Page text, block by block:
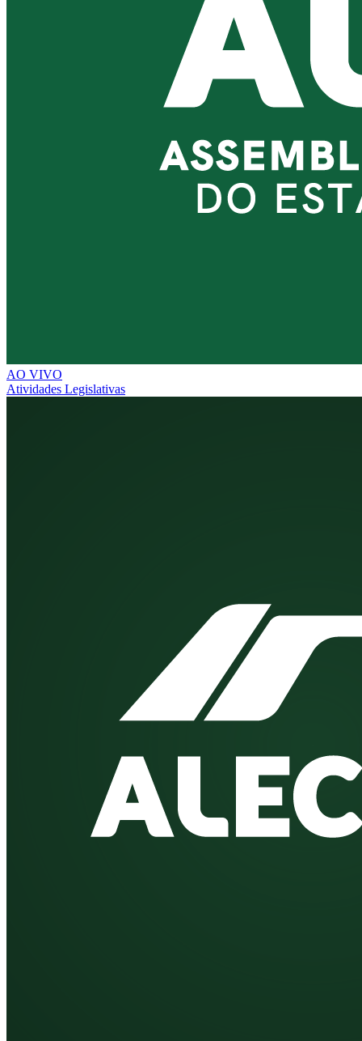
AO VIVO
Atividades Legislativas